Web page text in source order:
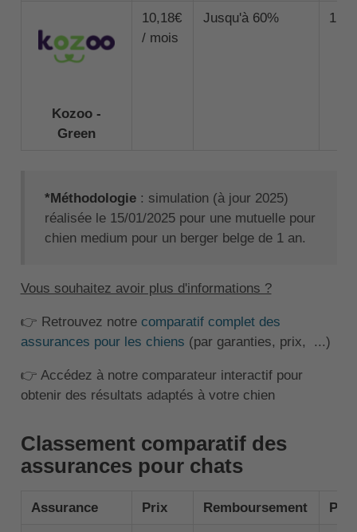
Kozoo -
Green
10,18€
/ mois
Jusqu'à 60% 1
*Méthodologie : simulation (à jour 2025)
réalisée le 15/01/2025 pour une mutuelle pour
chien medium pour un berger belge de 1 an.
Vous souhaitez avoir plus d'informations ?
👉 Retrouvez notre comparatif complet des
assurances pour les chiens (par garanties, prix, ...)
👉 Accédez à notre comparateur interactif pour
obtenir des résultats adaptés à votre chien
Classement comparatif des
assurances pour chats
Assurance Prix Remboursement